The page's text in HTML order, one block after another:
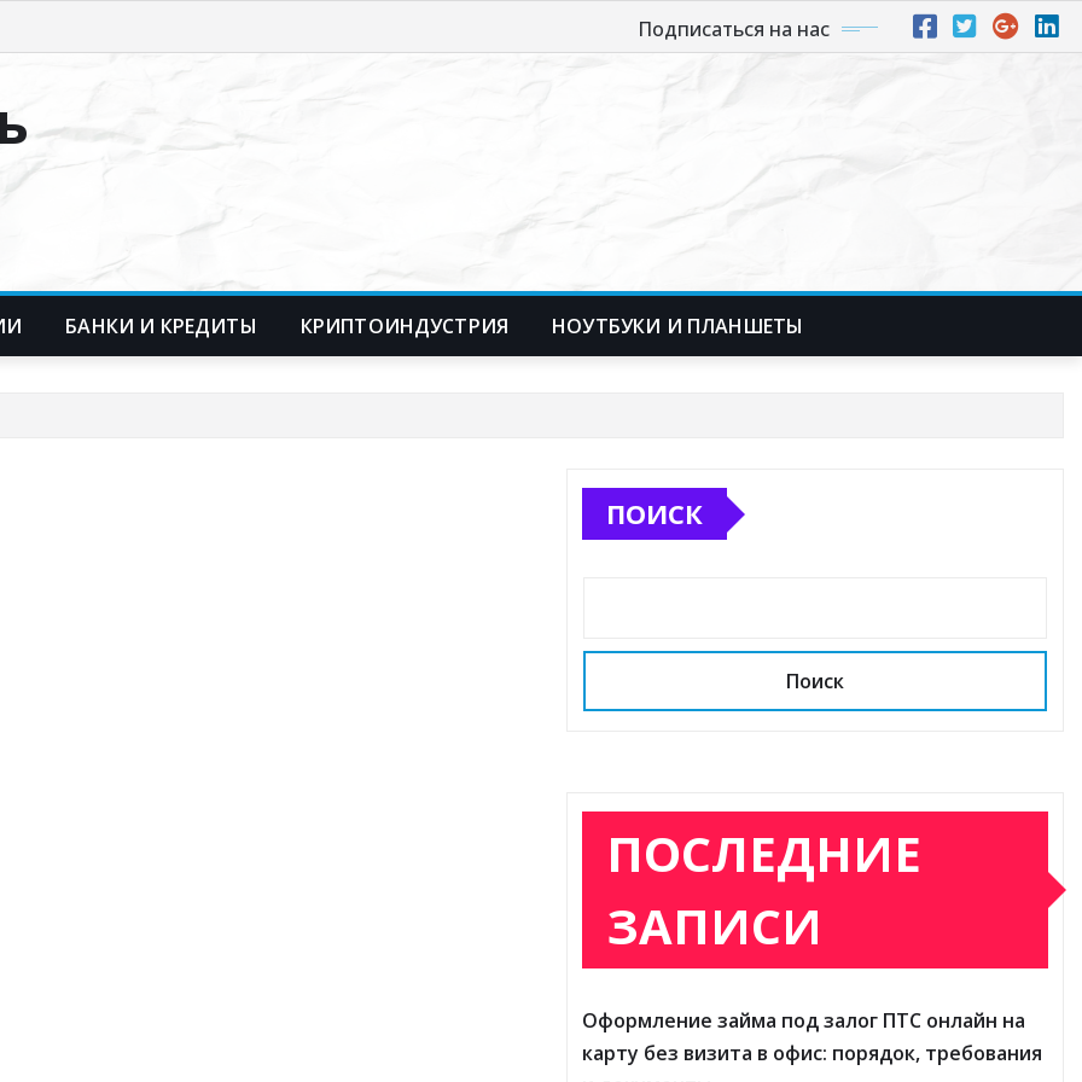
Подписаться на нас
БАНКИ И КРЕДИТЫ КРИПТОИНДУСТРИЯ НОУТБУКИ И ПЛАНШЕТЫ
ПОИСК
Поиск
ПОСЛЕДНИЕ
ЗАПИСИ
Оформление займа под залог ПТС онлайн на
карту без визита в офис: порядок, требования